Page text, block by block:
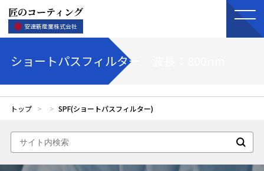
匠のコーティング
安達新産業株式会社
ショートパスフィルター 波長：800nm
トップ SPF(ショートパスフィルター)